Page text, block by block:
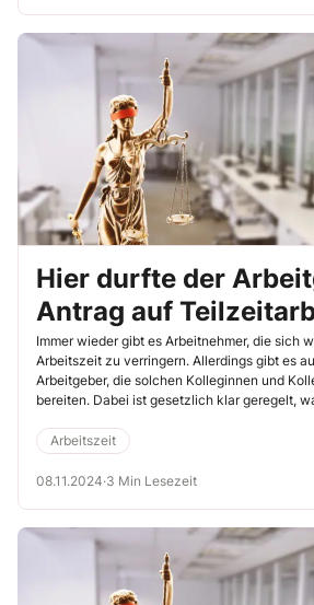
Hier durfte der
Antrag auf
ablehnen
Immer wieder gibt es Arbeitnehmer, die sich
Arbeitszeit zu verringern. Allerdings gibt es
Arbeitgeber, die solchen Kolleginnen und
bereiten. Dabei ist gesetzlich klar geregelt,
ablehnen kann. Das Teilzeitverlangen des
folgenden Fall konnte der Arbeitgeber jedoch
Gründen ablehnen. So hat es das
Arbeitszeit
08.11.2024·3 Min Lesezeit